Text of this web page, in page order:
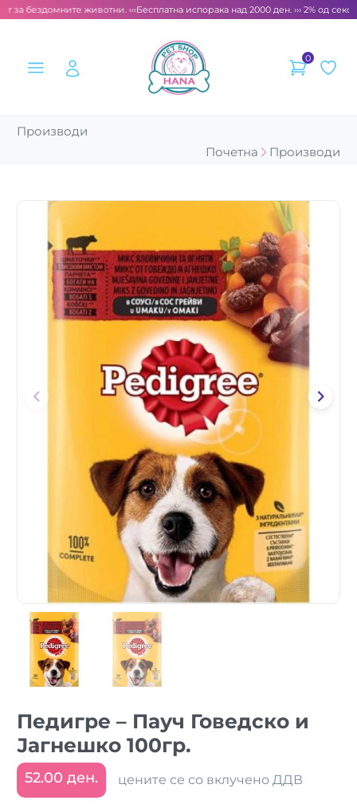
за бездомните животни. ‹‹‹ Бесплатна испорака над 2000 ден. ››› 2% од
0
Производи
Почетна
Производи
Педигре – Пауч Говедско и
Јагнешко 100гр.
52.00 ден. цените се со вклучено ДДВ